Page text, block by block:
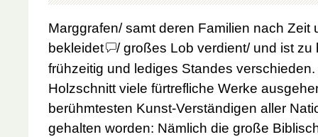
Marggrafen/ samt deren Familien nach Zeit
bekleidet
/ großes Lob verdient/ und ist
frühzeitig und lediges Standes
Holzschnitt viele fürtrefliche Werke
berühmtesten Kunst-Verständigen aller
gehalten worden: Nämlich die große